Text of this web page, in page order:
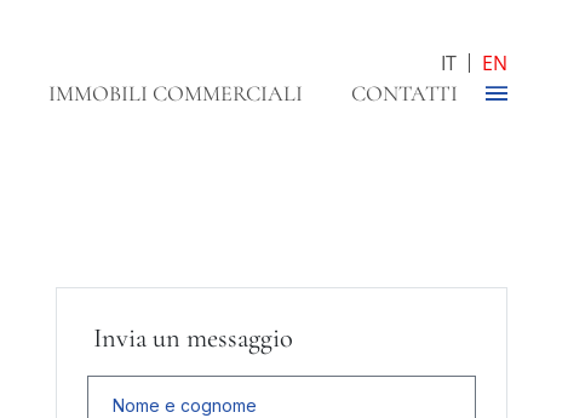
IT
EN
IMMOBILI COMMERCIALI CONTATTI
Invia un messaggio